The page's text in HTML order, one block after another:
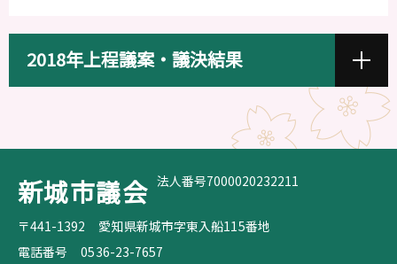
2018年上程議案・議決結果
新城市議会 法人番号7000020232211
〒441-1392
愛知県新城市字東入船115番地
電話番号
0536-23-7657